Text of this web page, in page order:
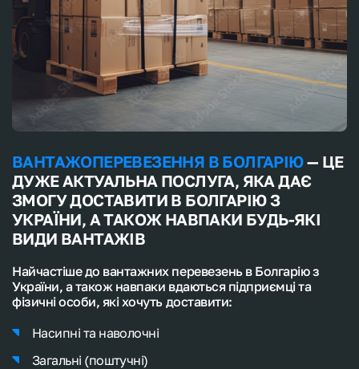
ВАНТАЖОПЕРЕВЕЗЕННЯ В БОЛГАРІЮ— ЦЕ
ДУЖЕ АКТУАЛЬНА ПОСЛУГА, ЯКА ДАЄ
ЗМОГУ ДОСТАВИТИ В БОЛГАРІЮ З
УКРАЇНИ, А ТАКОЖ НАВПАКИ БУДЬ-ЯКІ
ВИДИ ВАНТАЖІВ
Найчастіше до вантажних перевезень в Болгарію з
України, а також навпаки вдаються підприємці та
фізичні особи, які хочуть доставити:
Насипні та наволочні
Загальні (поштучні)